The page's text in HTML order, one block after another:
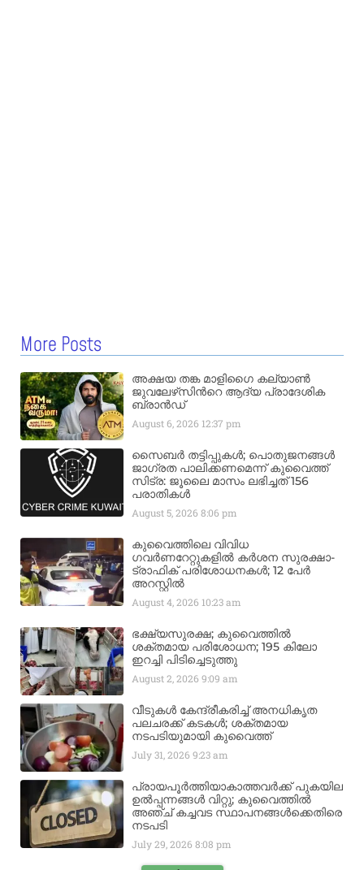
More Posts
അക്ഷയ തങ്ക മാളിഗൈ കല്യാണ്‍
ജുവലേഴ്‌സിന്‍റെ ആദ്യ പ്രാദേശിക
ബ്രാന്‍ഡ്
August 6, 2026 12:37 pm
സൈബർ തട്ടിപ്പുകൾ; പൊതുജനങ്ങൾ
ജാഗ്രത പാലിക്കണമെന്ന് കുവൈത്ത്
സിട്ര: ജൂലൈ മാസം ലഭിച്ചത് 156
പരാതികൾ
August 5, 20268:06 pm
കുവൈത്തിലെ വിവിധ
ഗവർണറേറ്റുകളിൽ കർശന സുരക്ഷാ-
ട്രാഫിക് പരിശോധനകൾ; 12 പേർ
അറസ്റ്റിൽ
August 4, 2026 10:23 am
ഭക്ഷ്യസുരക്ഷ; കുവൈത്തിൽ
ശക്തമായ പരിശോധന; 195 കിലോ
ഇറച്ചി പിടിച്ചെടുത്തു
August 2, 20269:09 am
വീടുകൾ കേന്ദ്രീകരിച്ച് അനധികൃത
പലചരക്ക് കടകൾ; ശക്തമായ
നടപടിയുമായി കുവൈത്ത്
July 31, 20269:23 am
പ്രായപൂർത്തിയാകാത്തവർക്ക് പുകയില
ഉൽപ്പന്നങ്ങൾ വിറ്റു; കുവൈത്തിൽ
അഞ്ച് കച്ചവട സ്ഥാപനങ്ങൾക്കെതിരെ
നടപടി
July 29, 20268:08 pm